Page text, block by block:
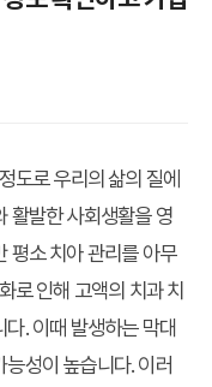
도로 우리의 삶의 질에
활발한 사회생활을 영
평소 치아 관리를 아무
로 인해 고액의 치과 치
. 이때 발생하는 막대
성이 높습니다. 이러